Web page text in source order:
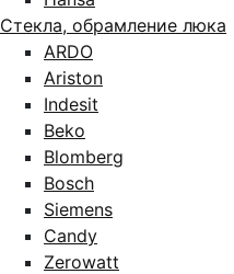
Стекла, обрамление люка
ARDO
Ariston
Indesit
Beko
Blomberg
Bosch
Siemens
Candy
Zerowatt